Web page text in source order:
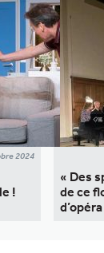
2024
!
« Des
de ce